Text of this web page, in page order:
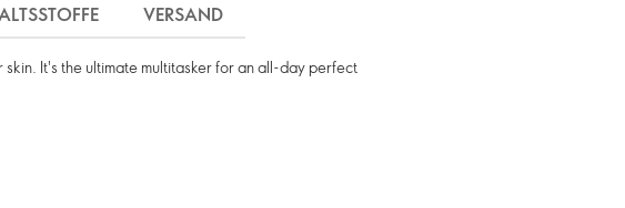
VERSAND
It's the ultimate multitasker for an all-day perfect